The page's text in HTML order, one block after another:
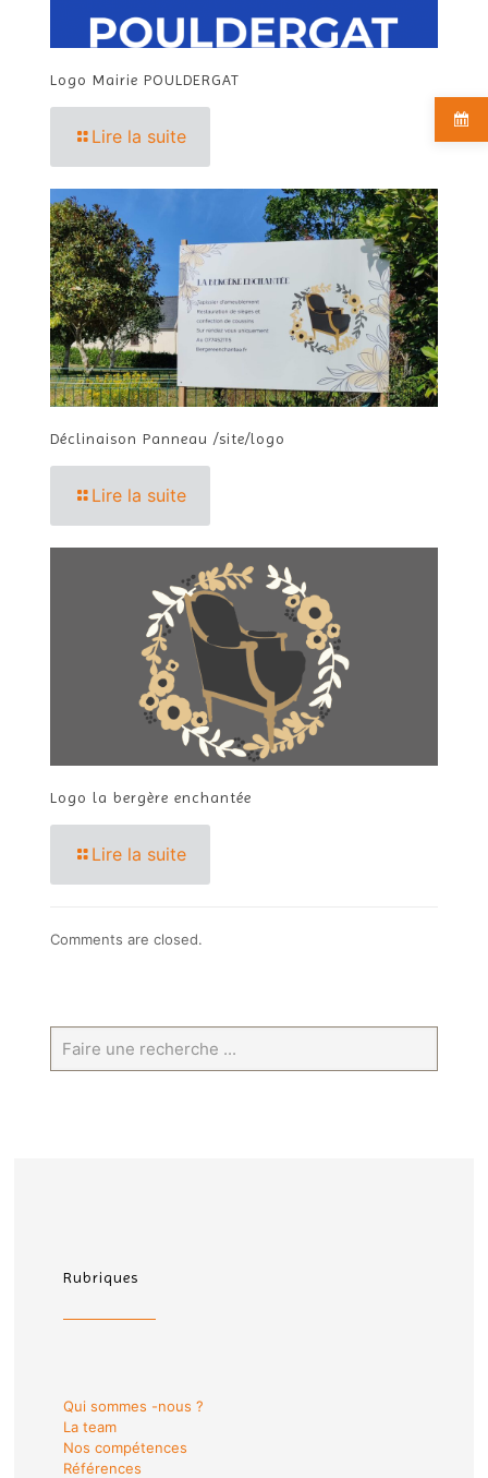
Logo Mairie POULDERGAT
Lire la suite
Déclinaison Panneau /site/logo
Lire la suite
Logo la bergère enchantée
Lire la suite
Comments are closed.
Rubriques
Qui sommes -nous ?
La team
Nos compétences
Références